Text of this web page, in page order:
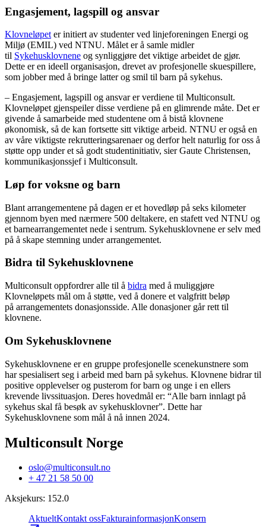
Engasjement, lagspill og ansvar
Klovneløpet er initiert av studenter ved linjeforeningen Energi og
Miljø (EMIL) ved NTNU. Målet er å samle midler
til Sykehusklovnene og synliggjøre det viktige arbeidet de gjør.
Dette er en ideell organisasjon, drevet av profesjonelle skuespillere,
som jobber med å bringe latter og smil til barn på sykehus.
– Engasjement, lagspill og ansvar er verdiene til Multiconsult.
Klovneløpet gjenspeiler disse verdiene på en glimrende måte. Det er
givende å samarbeide med studentene om å bistå klovnene
økonomisk, så de kan fortsette sitt viktige arbeid. NTNU er også en
av våre viktigste rekrutteringsarenaer og derfor helt naturlig for oss å
støtte opp under et så godt studentinitiativ, sier Gaute Christensen,
kommunikasjonssjef i Multiconsult.
Løp for voksne og barn
Blant arrangementene på dagen er et hovedløp på seks kilometer
gjennom byen med nærmere 500 deltakere, en stafett ved NTNU og
et barnearrangementet nede i sentrum. Sykehusklovnene er selv med
på å skape stemning under arrangementet.
Bidra til Sykehusklovnene
Multiconsult oppfordrer alle til å bidra med å muliggjøre
Klovneløpets mål om å støtte, ved å donere et valgfritt beløp
på arrangementets donasjonsside. Alle donasjoner går rett til
klovnene.
Om Sykehusklovnene
Sykehusklovnene er en gruppe profesjonelle scenekunstnere som
har spesialisert seg i arbeid med barn på sykehus. Klovnene bidrar til
positive opplevelser og pusterom for barn og unge i en ellers
krevende livssituasjon. Deres hovedmål er: “Alle barn innlagt på
sykehus skal få besøk av sykehusklovner”. Dette har
Sykehusklovnene som mål å nå innen 2024.
Multiconsult Norge
oslo@multiconsult.no
+ 47 21 58 50 00
Aksjekurs: 152.0
AktueltKontakt ossFakturainformasjonKonsern